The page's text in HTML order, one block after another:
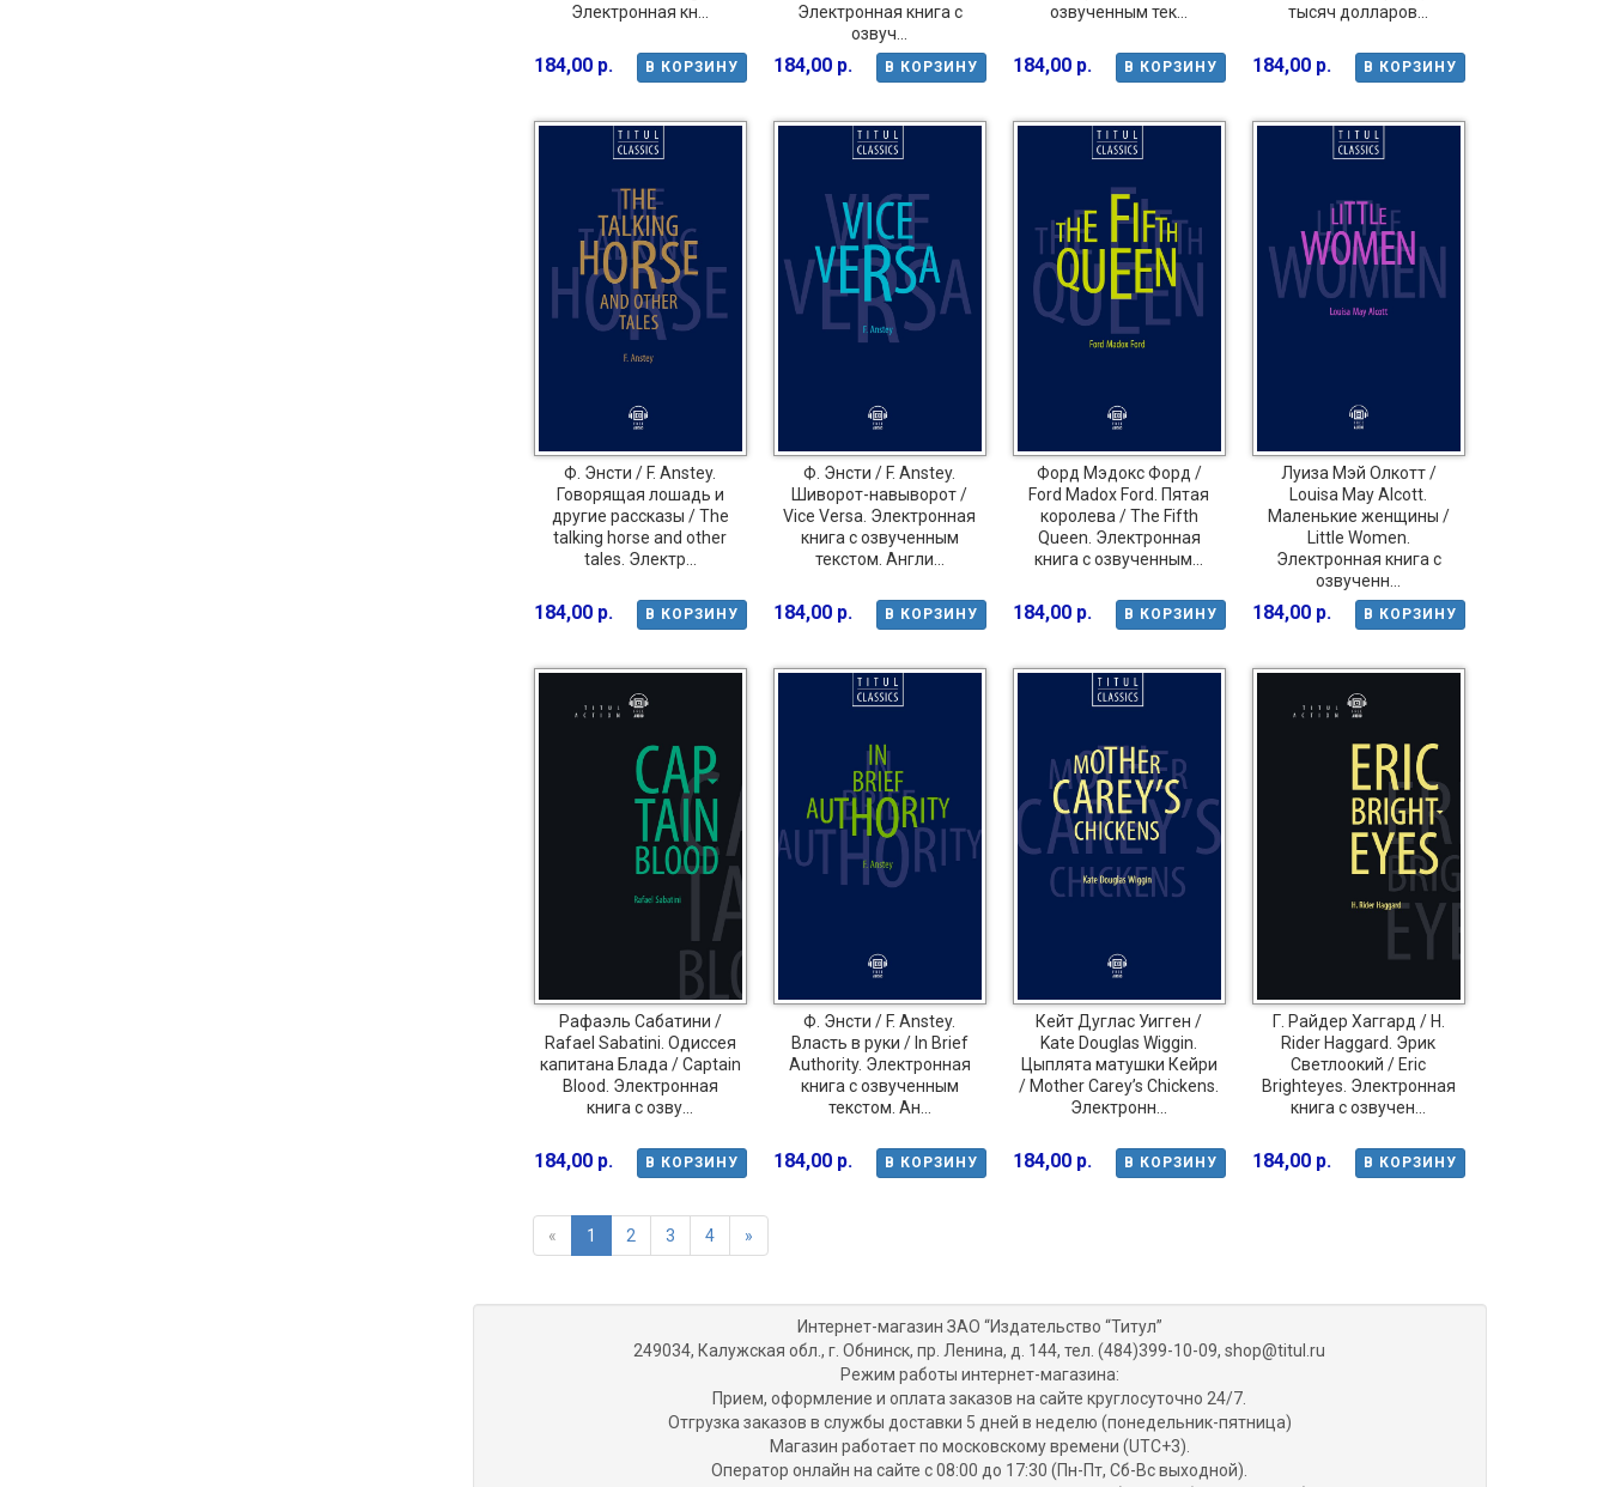
Электронная кн...
В КОРЗИНУ
184,00 р.
Электронная книга с
озвуч...
В КОРЗИНУ
184,00 р.
озвученным тек...
В КОРЗИНУ
184,00 р.
тысяч долларов...
В КОРЗИНУ
184,00 р.
Ф. Энсти / F. Anstey.
Говорящая лошадь и
другие рассказы / The
talking horse and other
tales. Электр...
В КОРЗИНУ
184,00 р.
Ф. Энсти / F. Anstey.
Шиворот-навыворот /
Vice Versa. Электронная
книга с озвученным
текстом. Англи...
В КОРЗИНУ
184,00 р.
Форд Мэдокс Форд /
Ford Madox Ford. Пятая
королева / The Fifth
Queen. Электронная
книга с озвученным...
В КОРЗИНУ
184,00 р.
Луиза Мэй Олкотт /
Louisa May Alcott.
Маленькие женщины /
Little Women.
Электронная книга с
озвученн...
В КОРЗИНУ
184,00 р.
Рафаэль Сабатини /
Rafael Sabatini. Одиссея
капитана Блада / Captain
Blood. Электронная
книга с озву...
В КОРЗИНУ
184,00 р.
Ф. Энсти / F. Anstey.
Власть в руки / In Brief
Authority. Электронная
книга с озвученным
текстом. Ан...
В КОРЗИНУ
184,00 р.
Кейт Дуглас Уигген /
Kate Douglas Wiggin.
Цыплята матушки Кейри
/ Mother Carey’s Chickens.
Электронн...
В КОРЗИНУ
184,00 р.
Г. Райдер Хаггард / H.
Rider Haggard. Эрик
Светлоокий / Eric
Brighteyes. Электронная
книга с озвучен...
В КОРЗИНУ
184,00 р.
« 1 2 3 4 »
Интернет-магазин ЗАО “Издательство “Титул”
249034, Калужская обл., г. Обнинск, пр. Ленина, д. 144, тел. (484)399-10-09, shop@titul.ru
Режим работы интернет-магазина:
Прием, оформление и оплата заказов на сайте круглосуточно 24/7.
Отгрузка заказов в службы доставки 5 дней в неделю (понедельник-пятница)
Магазин работает по московскому времени (UTC+3).
Оператор онлайн на сайте с 08:00 до 17:30 (Пн-Пт, Сб-Вс выходной).